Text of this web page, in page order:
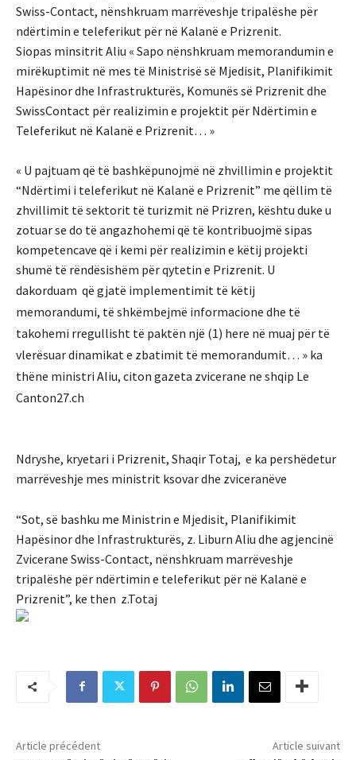
Swiss-Contact, nënshkruam marrëveshje tripalëshe për
ndërtimin e teleferikut për në Kalanë e Prizrenit.
Siopas minsitrit Aliu « Sapo nënshkruam memorandumin e
mirëkuptimit në mes të Ministrisë së Mjedisit, Planifikimit
Hapësinor dhe Infrastrukturës, Komunës së Prizrenit dhe
SwissContact për realizimin e projektit për Ndërtimin e
Teleferikut në Kalanë e Prizrenit… »
« U pajtuam që të bashkëpunojmë në zhvillimin e projektit
“Ndërtimi i teleferikut në Kalanë e Prizrenit” me qëllim të
zhvillimit të sektorit të turizmit në Prizren, kështu duke u
zotuar se do të angazhohemi që të kontribuojmë sipas
kompetencave që i kemi për realizimin e këtij projekti
shumë të rëndësishëm për qytetin e Prizrenit. U
dakorduam që gjatë implementimit të këtij
memorandumi, të shkëmbejmë informacione dhe të
takohemi rregullisht të paktën një (1) here në muaj për të
vlerësuar dinamikat e zbatimit të memorandumit… » ka
thëne ministri Aliu, citon gazeta zvicerane ne shqip Le
Canton27.ch
Ndryshe, kryetari i Prizrenit, Shaqir Totaj, e ka pershëdetur
marrëveshje mes ministrit ksovar dhe zviceranëve
“Sot, së bashku me Ministrin e Mjedisit, Planifikimit
Hapësinor dhe Infrastrukturës, z. Liburn Aliu dhe agjencinë
Zvicerane Swiss-Contact, nënshkruam marrëveshje
tripalëshe për ndërtimin e teleferikut për në Kalanë e
Prizrenit”, ke then z.Totaj
Article précédent Article suivant